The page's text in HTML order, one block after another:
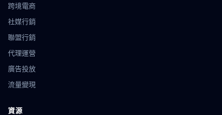
跨境電商
社媒行銷
聯盟行銷
代理運營
廣告投放
流量變現
資源